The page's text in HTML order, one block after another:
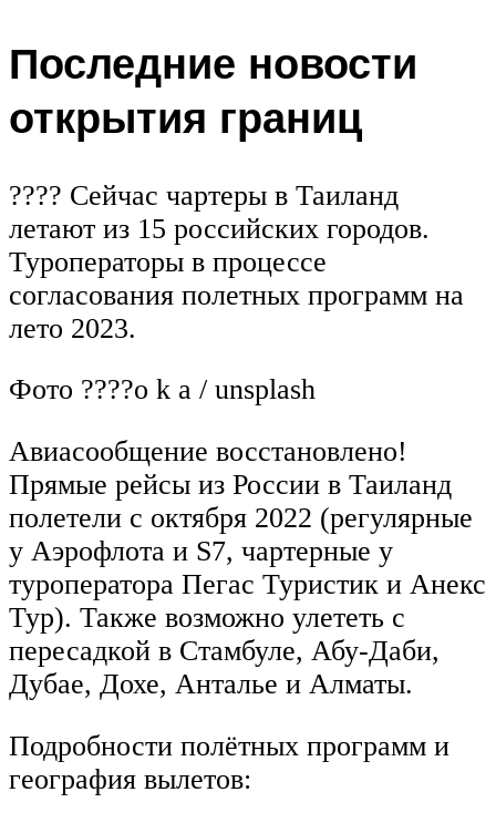
Последние новости
открытия границ
???? Сейчас чартеры в Таиланд
летают из 15 российских городов.
Туроператоры в процессе
согласования полетных программ на
лето 2023.
Фото ????o k a / unsplash
Авиасообщение восстановлено!
Прямые рейсы из России в Таиланд
полетели с октября 2022 (регулярные
у Аэрофлота и S7, чартерные у
туроператора Пегас Туристик и Анекс
Тур). Также возможно улететь с
пересадкой в Стамбуле, Абу-Даби,
Дубае, Дохе, Анталье и Алматы.
Подробности полётных программ и
география вылетов: